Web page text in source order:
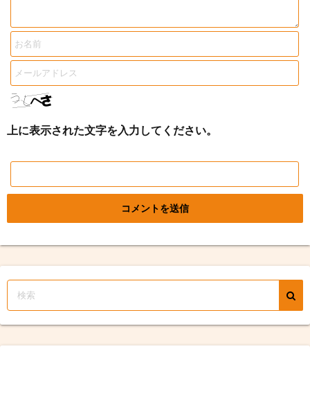
上に表示された文字を入力してください。